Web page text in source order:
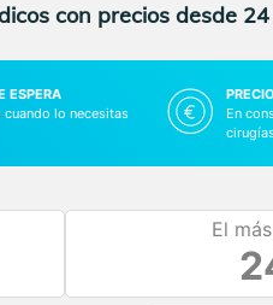
con precios desde
ESPERA
cuando lo necesitas
En
El